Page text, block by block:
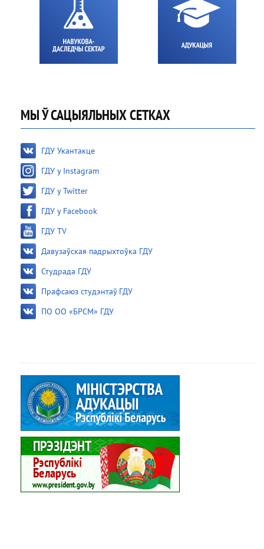
МЫ Ў САЦЫЯЛЬНЫХ СЕТКАХ
ГДУ Укантакце
ГДУ у Instagram
ГДУ у Twitter
ГДУ у Facebook
ГДУ TV
Давузаўская падрыхтоўка ГДУ
Студрада ГДУ
Прафсаюз студэнтаў ГДУ
ПО ОО «БРСМ» ГДУ